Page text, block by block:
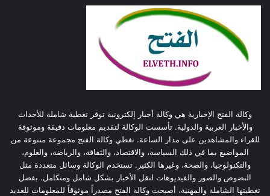
وكالة الفتح الإخبارية هي وكالة أخبار إلكترونية توفر تغطية شاملة للأحداث
والأخبار العربية والدولية. تأسست الوكالة لتقديم معلومات دقيقة وموثوقة
للقراء والمشاهدين على مدار الساعة. تغطي وكالة الفتح مجموعة متنوعة من
المواضيع بما في ذلك السياسة، والاقتصاد، والثقافة، والرياضة، والعلوم،
والتكنولوجيا، والصحة، وغيرها الكثير. تستخدم الوكالة وسائل متعددة مثل
النصوص والصور والفيديوهات لنقل الأخبار بشكل شامل ومتكامل. بفضل
تغطيتها الشاملة والمهنية، أصبحت وكالة الفتح مصدراً موثوقاً للمعلومات للعديد